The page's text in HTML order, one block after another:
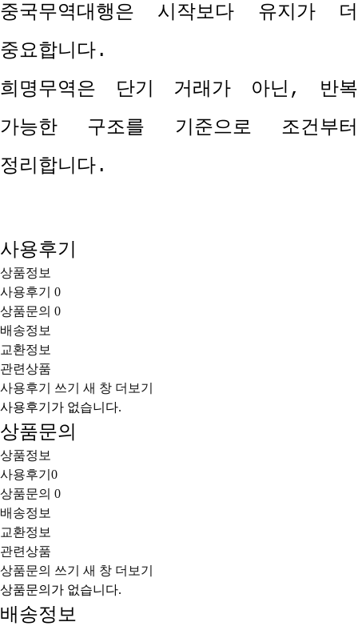
중국무역대행은 시작보다 유지가 더
중요합니다.
희명무역은 단기 거래가 아닌 , 반복
가능한 구조를 기준으로 조건부터
정리합니다.
사용후기
상품정보
사용후기 0
상품문의 0
배송정보
교환정보
관련상품
사용후기 쓰기
새 창 더보기
사용후기가 없습니다.
상품문의
상품정보
사용후기 0
상품문의 0
배송정보
교환정보
관련상품
상품문의 쓰기
새 창 더보기
상품문의가 없습니다.
배송정보